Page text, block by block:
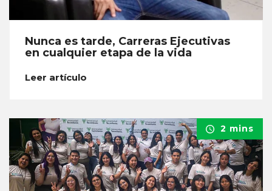
Nunca es tarde, Carreras Ejecutivas
en cualquier etapa de la vida
Leer artículo
2 mins